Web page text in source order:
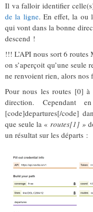
Il va falloir identifier
de la ligne. En effet, la ou
qui vont dans la bonne
descend !
!!! L’API nous sort 6 routes
on s’aperçoit qu’une seule
ne renvoient rien, alors
Pour nous les routes [0]
direction. Cependant
[code]departures[/code]
que seule la « routes[1] »
un résultat sur les départs :